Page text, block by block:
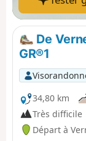
De
GR®1
34,80 km
Très difficile
Départ à